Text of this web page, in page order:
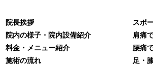
院長挨拶
院内の様子・院内設備紹介
料金・メニュー紹介
施術の流れ
スポ
肩痛
腰痛
足・